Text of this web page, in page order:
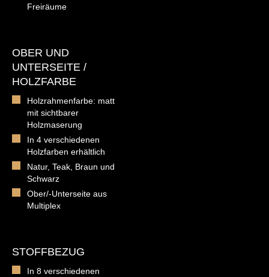
Freiräume
OBER UND
UNTERSEITE /
HOLZFARBE
Holzrahmenfarbe: matt
mit sichtbarer
Holzmaserung
In 4 verschiedenen
Holzfarben erhältlich
Natur, Teak, Braun und
Schwarz
Ober/-Unterseite aus
Multiplex
STOFFBEZUG
In 8 verschiedenen